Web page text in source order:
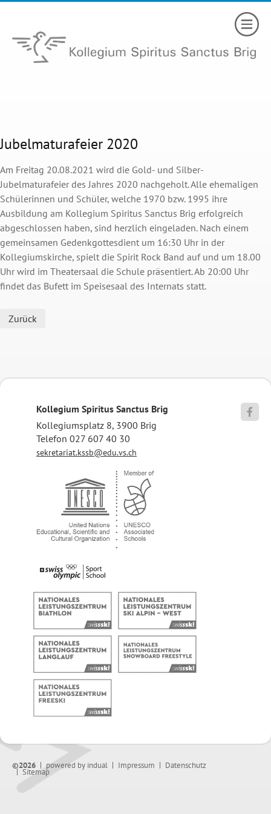
Jubelmaturafeier 2020
Am Freitag 20.08.2021 wird die Gold- und Silber-
Jubelmaturafeier des Jahres 2020 nachgeholt. Alle ehemaligen
Schülerinnen und Schüler, welche 1970 bzw. 1995 ihre
Ausbildung am Kollegium Spiritus Sanctus Brig erfolgreich
abgeschlossen haben, sind herzlich eingeladen. Nach einem
gemeinsamen Gedenkgottesdient um 16:30 Uhr in der
Kollegiumskirche, spielt die Spirit Rock Band auf und um 18.00
Uhr wird im Theatersaal die Schule präsentiert. Ab 20:00 Uhr
findet das Bufett im Speisesaal des Internats statt.
Zurück
Kollegium Spiritus Sanctus Brig
Kollegiumsplatz 8, 3900 Brig
Telefon 027 607 40 30
sekretariat.kssb@edu.vs.ch

©2026 powered by indual Impressum Datenschutz
Sitemap